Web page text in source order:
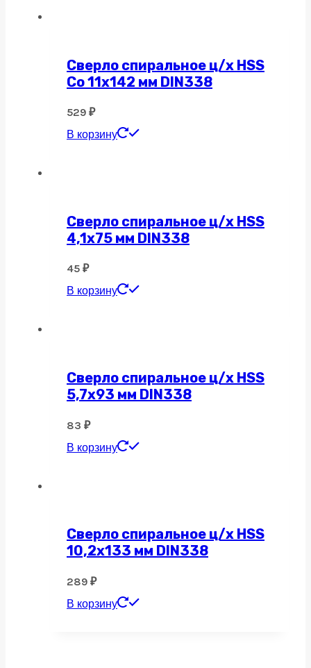
Сверло спиральное ц/х HSS
Co 11х142 мм DIN338
529 ₽
В корзину
Сверло спиральное ц/х HSS
4,1х75 мм DIN338
45 ₽
В корзину
Сверло спиральное ц/х HSS
5,7х93 мм DIN338
83 ₽
В корзину
Сверло спиральное ц/х HSS
10,2х133 мм DIN338
289 ₽
В корзину